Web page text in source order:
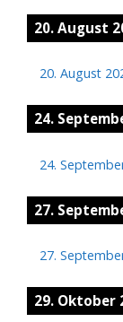
20. August
20. August
24.
24.
27.
27.
29. Oktober